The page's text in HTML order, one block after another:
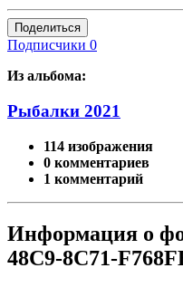
Поделиться
Подписчики 0
Из альбома:
Рыбалки 2021
114 изображения
0 комментариев
1 комментарий
Информация о
48C9-8C71-